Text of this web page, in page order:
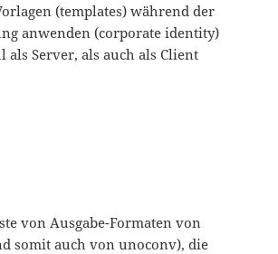
(templates) während der
anwenden (corporate identity)
als Server, als auch als Client
von Ausgabe-Formaten von
somit auch von unoconv), die